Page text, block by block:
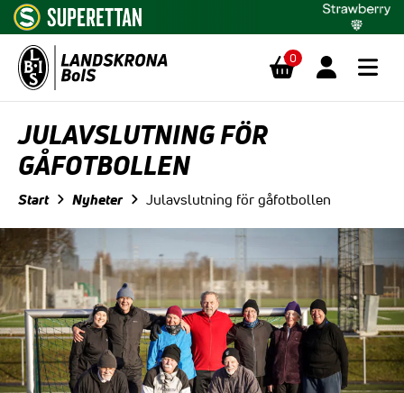
0
JULAVSLUTNING FÖR
GÅFOTBOLLEN
Start Nyheter Julavslutning för gåfotbollen